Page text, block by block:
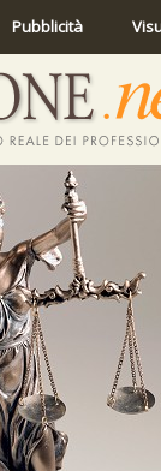
Pubblicità